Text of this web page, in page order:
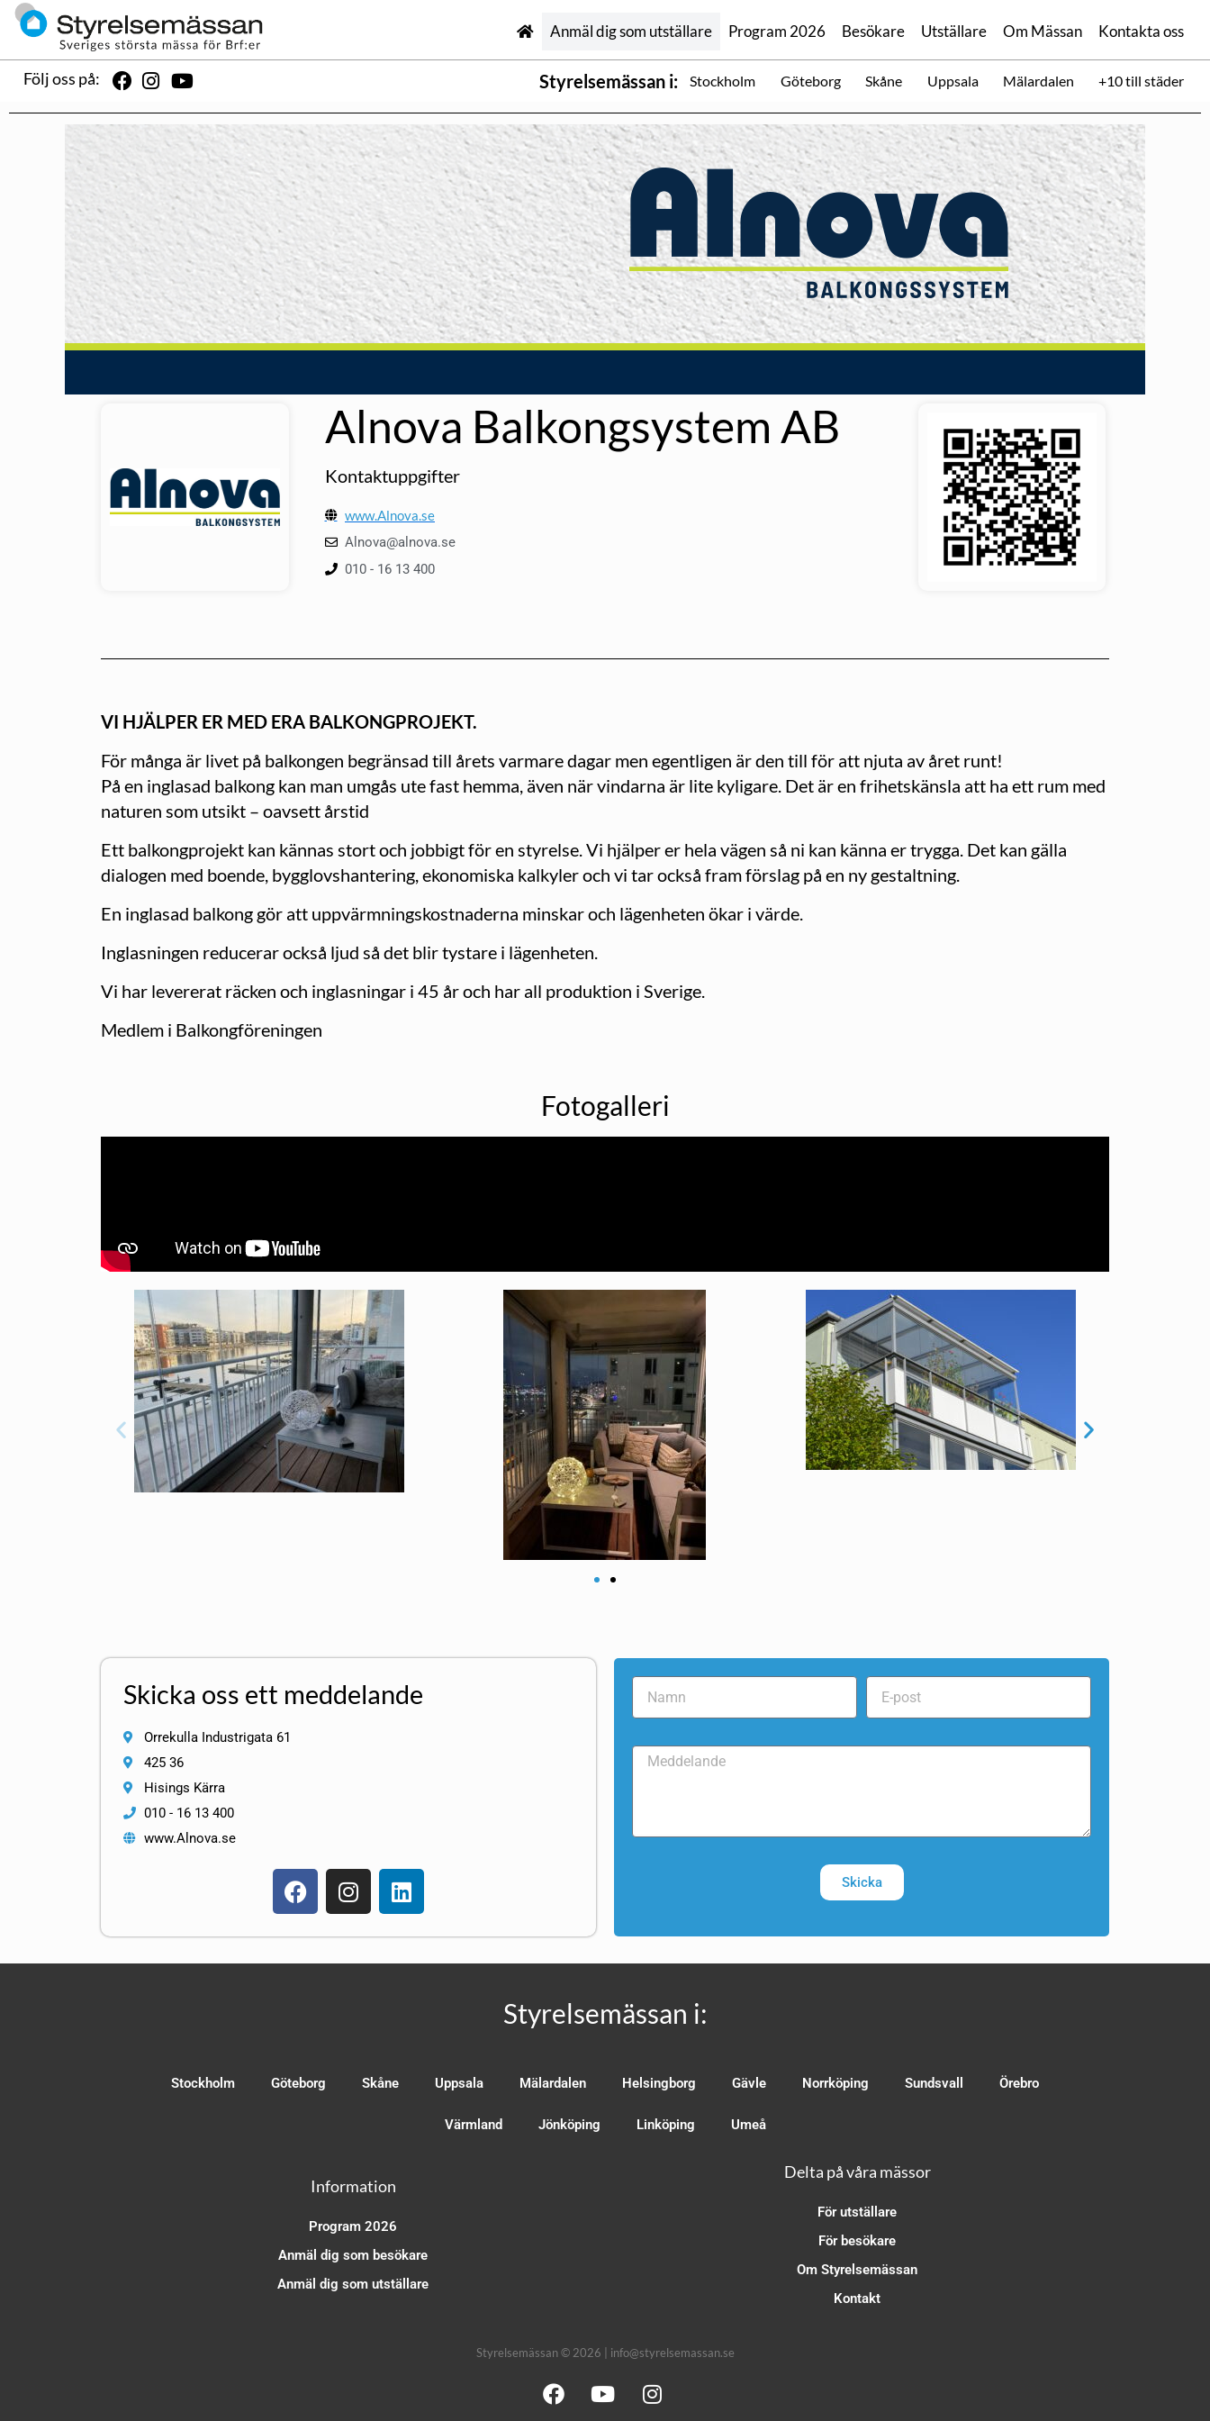
Anmäl dig som utställare Program 2026 Besökare Utställare Om Mässan Kontakta oss
Följ oss på: Styrelsemässan i: Stockholm Göteborg Skåne Uppsala Mälardalen +10 till städer
Alnova Balkongsystem AB
Kontaktuppgifter
www.Alnova.se
Alnova@alnova.se
010 - 16 13 400
VI HJÄLPER ER MED ERA BALKONGPROJEKT.
För många är livet på balkongen begränsad till årets varmare dagar men egentligen är den till för att njuta av året runt!
På en inglasad balkong kan man umgås ute fast hemma, även när vindarna är lite kyligare. Det är en frihetskänsla att ha ett rum med
naturen som utsikt – oavsett årstid
Ett balkongprojekt kan kännas stort och jobbigt för en styrelse. Vi hjälper er hela vägen så ni kan känna er trygga. Det kan gälla
dialogen med boende, bygglovshantering, ekonomiska kalkyler och vi tar också fram förslag på en ny gestaltning.
En inglasad balkong gör att uppvärmningskostnaderna minskar och lägenheten ökar i värde.
Inglasningen reducerar också ljud så det blir tystare i lägenheten.
Vi har levererat räcken och inglasningar i 45 år och har all produktion i Sverige.
Medlem i Balkongföreningen
Fotogalleri
Skicka oss ett meddelande
Orrekulla Industrigata 61
425 36
Hisings Kärra
010 - 16 13 400
www.Alnova.se
Skicka
Styrelsemässan i:
Stockholm Göteborg Skåne Uppsala Mälardalen Helsingborg Gävle Norrköping Sundsvall Örebro
Värmland Jönköping Linköping Umeå
Information
Program 2026
Anmäl dig som besökare
Anmäl dig som utställare
Delta på våra mässor
För utställare
För besökare
Om Styrelsemässan
Kontakt
Styrelsemässan © 2026 | info@styrelsemassan.se